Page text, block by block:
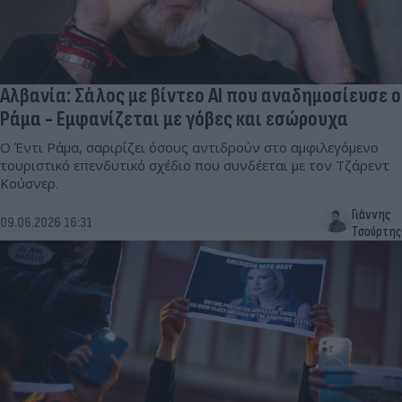
Αλβανία: Σάλος με βίντεο AI που αναδημοσίευσε ο
Ράμα - Εμφανίζεται με γόβες και εσώρουχα
O Έντι Ράμα, σαριρίζει όσους αντιδρούν στο αμφιλεγόμενο
τουριστικό επενδυτικό σχέδιο που συνδέεται με τον Τζάρεντ
Κούσνερ.
09.06.2026 16:31
Γιάννης
Τσούρτης